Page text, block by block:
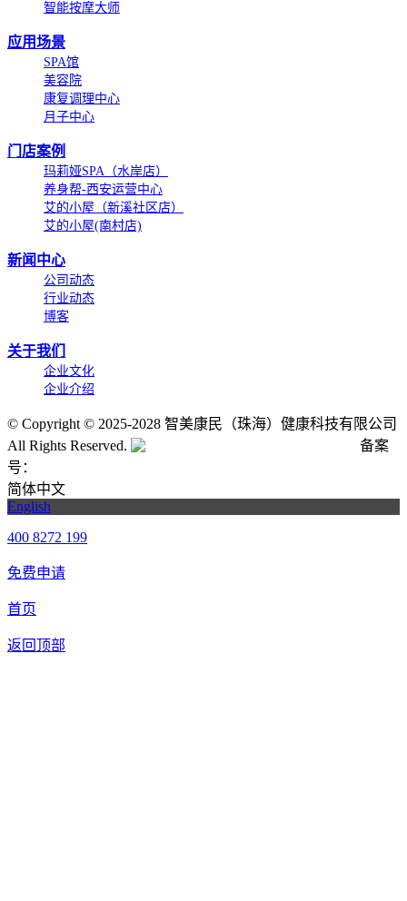
智能按摩大师
应用场景
SPA馆
美容院
康复调理中心
月子中心
门店案例
玛莉娅SPA（水岸店）
养身帮-西安运营中心
艾的小屋（新溪社区店）
艾的小屋(南村店)
新闻中心
公司动态
行业动态
博客
关于我们
企业文化
企业介绍
© Copyright © 2025-2028 智美康民（珠海）健康科技有限公司
All Rights Reserved.
备案
号：
简体中文
English
400 8272 199
免费申请
首页
返回顶部